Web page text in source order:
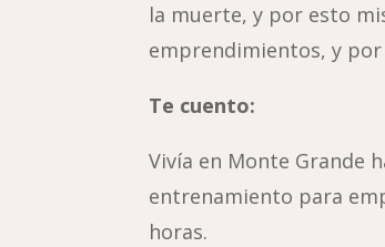
la muerte, y por esto
emprendimientos, y
Te cuento:
Vivía en Monte Grande
entrenamiento para
horas.